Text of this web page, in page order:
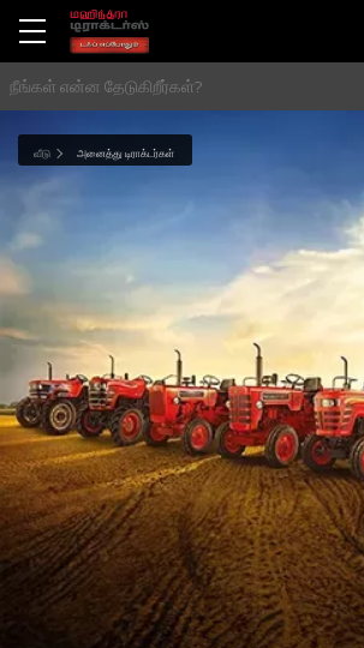
வீடு அனைத்து டிராக்டர்கள்